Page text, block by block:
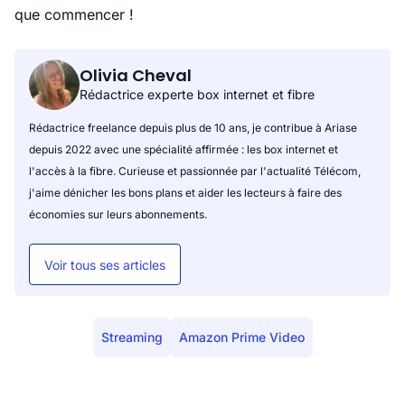
que commencer !
Olivia Cheval
Rédactrice experte box internet et fibre
Rédactrice freelance depuis plus de 10 ans, je contribue à Ariase
depuis 2022 avec une spécialité affirmée : les box internet et
l'accès à la fibre. Curieuse et passionnée par l'actualité Télécom,
j'aime dénicher les bons plans et aider les lecteurs à faire des
économies sur leurs abonnements.
Voir tous ses articles
Streaming Amazon Prime Video